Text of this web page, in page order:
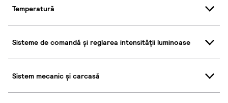
Temperatură
Sisteme de comandă și reglarea intensității luminoase
Sistem mecanic și carcasă